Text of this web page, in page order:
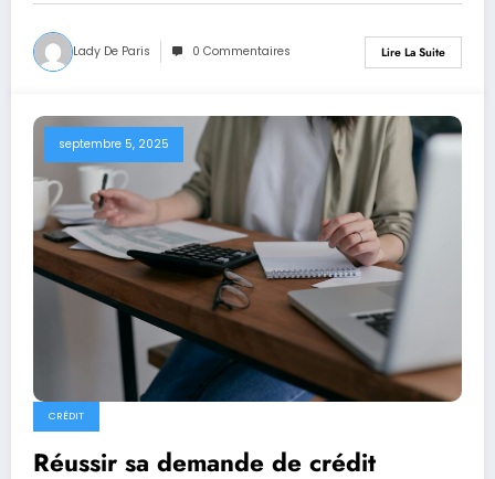
Lady De Paris 0 Commentaires Lire La Suite
septembre 5, 2025
CRÉDIT
Réussir sa demande de crédit